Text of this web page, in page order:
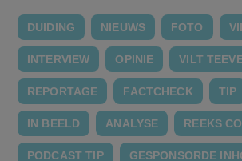
DUIDING NIEUWS FOTO
INTERVIEW OPINIE VILT
REPORTAGE FACTCHECK TIP
IN BEELD ANALYSE REEKS
PODCAST TIP GESPONSORDE